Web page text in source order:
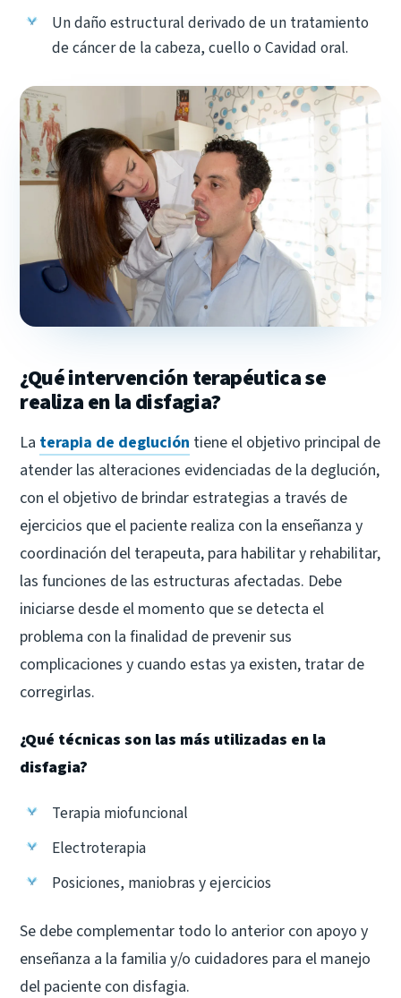
Un daño estructural derivado de un tratamiento
de cáncer de la cabeza, cuello o Cavidad oral.
¿Qué intervención terapéutica se
realiza en la disfagia?
La terapia de deglución tiene el objetivo principal de
atender las alteraciones evidenciadas de la deglución,
con el objetivo de brindar estrategias a través de
ejercicios que el paciente realiza con la enseñanza y
coordinación del terapeuta, para habilitar y rehabilitar,
las funciones de las estructuras afectadas. Debe
iniciarse desde el momento que se detecta el
problema con la finalidad de prevenir sus
complicaciones y cuando estas ya existen, tratar de
corregirlas.
¿Qué técnicas son las más utilizadas en la
disfagia?
Terapia miofuncional
Electroterapia
Posiciones, maniobras y ejercicios
Se debe complementar todo lo anterior con apoyo y
enseñanza a la familia y/o cuidadores para el manejo
del paciente con disfagia.